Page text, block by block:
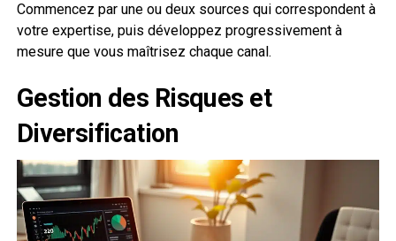
Commencez par une ou deux sources qui correspondent à
votre expertise, puis développez progressivement à
mesure que vous maîtrisez chaque canal.
Gestion des Risques et
Diversification